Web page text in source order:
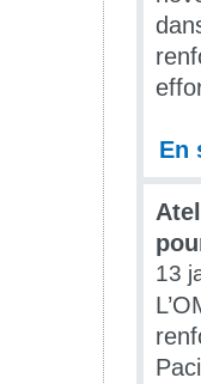
En
13